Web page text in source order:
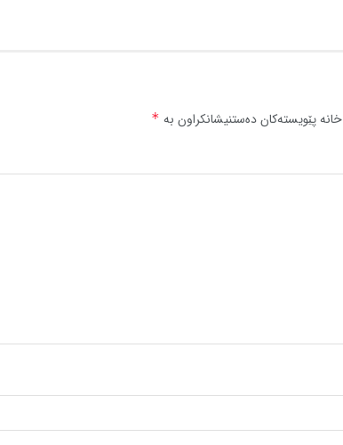
خانە پێویستەکان دەستنیشانکراون بە *